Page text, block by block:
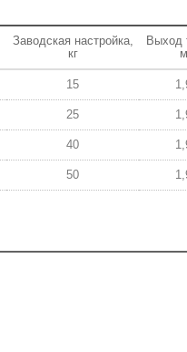
Заводская настройка,
кг
Выход
м
15
25
40
50